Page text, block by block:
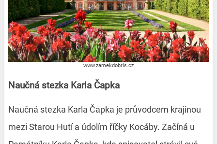
www.zamekdobris.cz
Naučná stezka Karla Čapka
Naučná stezka Karla Čapka je průvodcem krajinou
mezi Starou Hutí a údolím říčky Kocáby. Začíná u